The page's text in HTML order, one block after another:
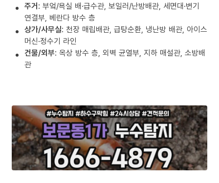
주거: 부엌/욕실 배·급수관, 보일러/난방배관, 세면대·변기
연결부, 베란다 방수 층
상가/사무실: 천장 매립배관, 급탕순환, 냉난방 배관, 아이스
머신·정수기 라인
건물/외부: 옥상 방수 층, 외벽 균열부, 지하 매설관, 소방배
관